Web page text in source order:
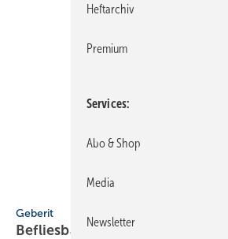
Geberit
BefliesbareDuschrinne
Heftarchiv
Premium
Services
Abo & Shop
Media
Newsletter